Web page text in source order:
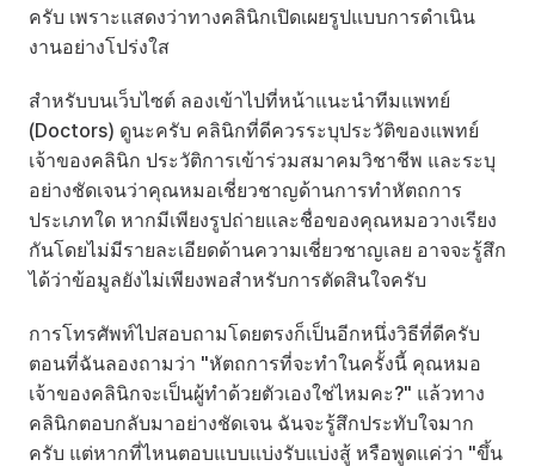
ครับ เพราะแสดงว่าทางคลินิกเปิดเผยรูปแบบการดำเนิน
งานอย่างโปร่งใส
สำหรับบนเว็บไซต์ ลองเข้าไปที่หน้าแนะนำทีมแพทย์
(Doctors) ดูนะครับ คลินิกที่ดีควรระบุประวัติของแพทย์
เจ้าของคลินิก ประวัติการเข้าร่วมสมาคมวิชาชีพ และระบุ
อย่างชัดเจนว่าคุณหมอเชี่ยวชาญด้านการทำหัตถการ
ประเภทใด หากมีเพียงรูปถ่ายและชื่อของคุณหมอวางเรียง
กันโดยไม่มีรายละเอียดด้านความเชี่ยวชาญเลย อาจจะรู้สึก
ได้ว่าข้อมูลยังไม่เพียงพอสำหรับการตัดสินใจครับ
การโทรศัพท์ไปสอบถามโดยตรงก็เป็นอีกหนึ่งวิธีที่ดีครับ
ตอนที่ฉันลองถามว่า "หัตถการที่จะทำในครั้งนี้ คุณหมอ
เจ้าของคลินิกจะเป็นผู้ทำด้วยตัวเองใช่ไหมคะ?" แล้วทาง
คลินิกตอบกลับมาอย่างชัดเจน ฉันจะรู้สึกประทับใจมาก
ครับ แต่หากที่ไหนตอบแบบแบ่งรับแบ่งสู้ หรือพูดแค่ว่า "ขึ้น